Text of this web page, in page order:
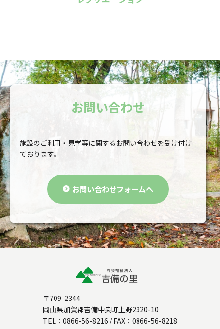
お問い合わせ
施設のご利用・見学等に関するお問い合わせを受け付け
ております。
お問い合わせフォームへ
〒709-2344
岡山県加賀郡吉備中央町上野2320-10
TEL： 0866-56-8216 / FAX：0866-56-8218